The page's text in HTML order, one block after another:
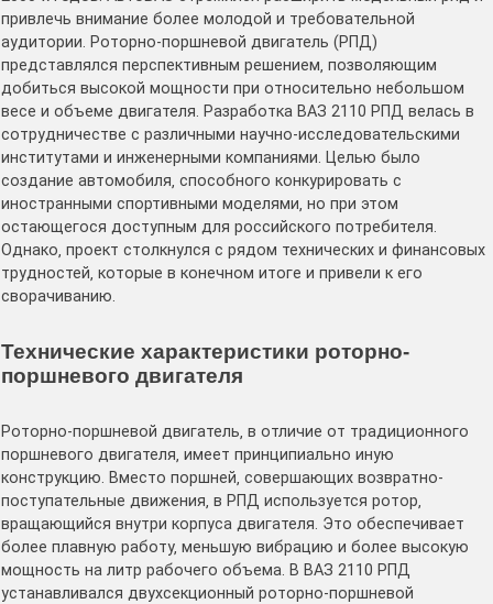
привлечь внимание более молодой и требовательной
аудитории․ Роторно-поршневой двигатель (РПД)
представлялся перспективным решением‚ позволяющим
добиться высокой мощности при относительно небольшом
весе и объеме двигателя․ Разработка ВАЗ 2110 РПД велась в
сотрудничестве с различными научно-исследовательскими
институтами и инженерными компаниями․ Целью было
создание автомобиля‚ способного конкурировать с
иностранными спортивными моделями‚ но при этом
остающегося доступным для российского потребителя․
Однако‚ проект столкнулся с рядом технических и финансовых
трудностей‚ которые в конечном итоге и привели к его
сворачиванию․
Технические характеристики роторно-
поршневого двигателя
Роторно-поршневой двигатель‚ в отличие от традиционного
поршневого двигателя‚ имеет принципиально иную
конструкцию․ Вместо поршней‚ совершающих возвратно-
поступательные движения‚ в РПД используется ротор‚
вращающийся внутри корпуса двигателя․ Это обеспечивает
более плавную работу‚ меньшую вибрацию и более высокую
мощность на литр рабочего объема․ В ВАЗ 2110 РПД
устанавливался двухсекционный роторно-поршневой